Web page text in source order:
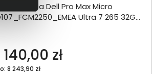
do
robocza Dell Pro Max Micro
Ultra 7 265 32GB
140,00 zł
8 243,90 zł